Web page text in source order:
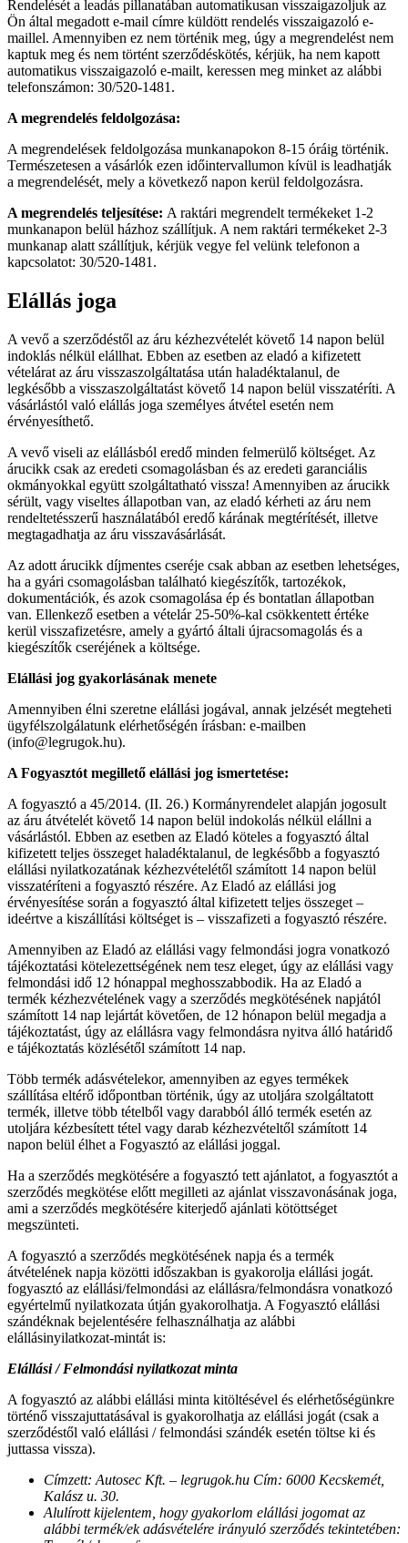
Rendelését a leadás pillanatában automatikusan visszaigazoljuk az
Ön által megadott e-mail címre küldött rendelés visszaigazoló e-
maillel. Amennyiben ez nem történik meg, úgy a megrendelést nem
kaptuk meg és nem történt szerződéskötés, kérjük, ha nem kapott
automatikus visszaigazoló e-mailt, keressen meg minket az alábbi
telefonszámon: 30/520-1481.
A megrendelés feldolgozása:
A megrendelések feldolgozása munkanapokon 8-15 óráig történik.
Természetesen a vásárlók ezen időintervallumon kívül is leadhatják
a megrendelését, mely a következő napon kerül feldolgozásra.
A megrendelés teljesítése: A raktári megrendelt termékeket 1-2
munkanapon belül házhoz szállítjuk. A nem raktári termékeket 2-3
munkanap alatt szállítjuk, kérjük vegye fel velünk telefonon a
kapcsolatot: 30/520-1481.
Elállás joga
A vevő a szerződéstől az áru kézhezvételét követő 14 napon belül
indoklás nélkül elállhat. Ebben az esetben az eladó a kifizetett
vételárat az áru visszaszolgáltatása után haladéktalanul, de
legkésőbb a visszaszolgáltatást követő 14 napon belül visszatéríti. A
vásárlástól való elállás joga személyes átvétel esetén nem
érvényesíthető.
A vevő viseli az elállásból eredő minden felmerülő költséget. Az
árucikk csak az eredeti csomagolásban és az eredeti garanciális
okmányokkal együtt szolgáltatható vissza! Amennyiben az árucikk
sérült, vagy viseltes állapotban van, az eladó kérheti az áru nem
rendeltetésszerű használatából eredő kárának megtérítését, illetve
megtagadhatja az áru visszavásárlását.
Az adott árucikk díjmentes cseréje csak abban az esetben lehetséges,
ha a gyári csomagolásban található kiegészítők, tartozékok,
dokumentációk, és azok csomagolása ép és bontatlan állapotban
van. Ellenkező esetben a vételár 25-50%-kal csökkentett értéke
kerül visszafizetésre, amely a gyártó általi újracsomagolás és a
kiegészítők cseréjének a költsége.
Elállási jog gyakorlásának menete
Amennyiben élni szeretne elállási jogával, annak jelzését megteheti
ügyfélszolgálatunk elérhetőségén írásban: e-mailben
(info@legrugok.hu).
A Fogyasztót megillető elállási jog ismertetése:
A fogyasztó a 45/2014. (II. 26.) Kormányrendelet alapján jogosult
az áru átvételét követő 14 napon belül indokolás nélkül elállni a
vásárlástól. Ebben az esetben az Eladó köteles a fogyasztó által
kifizetett teljes összeget haladéktalanul, de legkésőbb a fogyasztó
elállási nyilatkozatának kézhezvételétől számított 14 napon belül
visszatéríteni a fogyasztó részére. Az Eladó az elállási jog
érvényesítése során a fogyasztó által kifizetett teljes összeget –
ideértve a kiszállítási költséget is – visszafizeti a fogyasztó részére.
Amennyiben az Eladó az elállási vagy felmondási jogra vonatkozó
tájékoztatási kötelezettségének nem tesz eleget, úgy az elállási vagy
felmondási idő 12 hónappal meghosszabbodik. Ha az Eladó a
termék kézhezvételének vagy a szerződés megkötésének napjától
számított 14 nap lejártát követően, de 12 hónapon belül megadja a
tájékoztatást, úgy az elállásra vagy felmondásra nyitva álló határidő
e tájékoztatás közlésétől számított 14 nap.
Több termék adásvételekor, amennyiben az egyes termékek
szállítása eltérő időpontban történik, úgy az utoljára szolgáltatott
termék, illetve több tételből vagy darabból álló termék esetén az
utoljára kézbesített tétel vagy darab kézhezvételtől számított 14
napon belül élhet a Fogyasztó az elállási joggal.
Ha a szerződés megkötésére a fogyasztó tett ajánlatot, a fogyasztót a
szerződés megkötése előtt megilleti az ajánlat visszavonásának joga,
ami a szerződés megkötésére kiterjedő ajánlati kötöttséget
megszünteti.
A fogyasztó a szerződés megkötésének napja és a termék
átvételének napja közötti időszakban is gyakorolja elállási jogát.
fogyasztó az elállási/felmondási az elállásra/felmondásra vonatkozó
egyértelmű nyilatkozata útján gyakorolhatja. A Fogyasztó elállási
szándéknak bejelentésére felhasználhatja az alábbi
elállásinyilatkozat-mintát is:
Elállási / Felmondási nyilatkozat minta
A fogyasztó az alábbi elállási minta kitöltésével és elérhetőségünkre
történő visszajuttatásával is gyakorolhatja az elállási jogát (csak a
szerződéstől való elállási / felmondási szándék esetén töltse ki és
juttassa vissza).
Címzett: Autosec Kft. – legrugok.hu Cím: 6000 Kecskemét,
Kalász u. 30.
Alulírott kijelentem, hogy gyakorlom elállási jogomat az
alábbi termék/ek adásvételére irányuló szerződés tekintetében: